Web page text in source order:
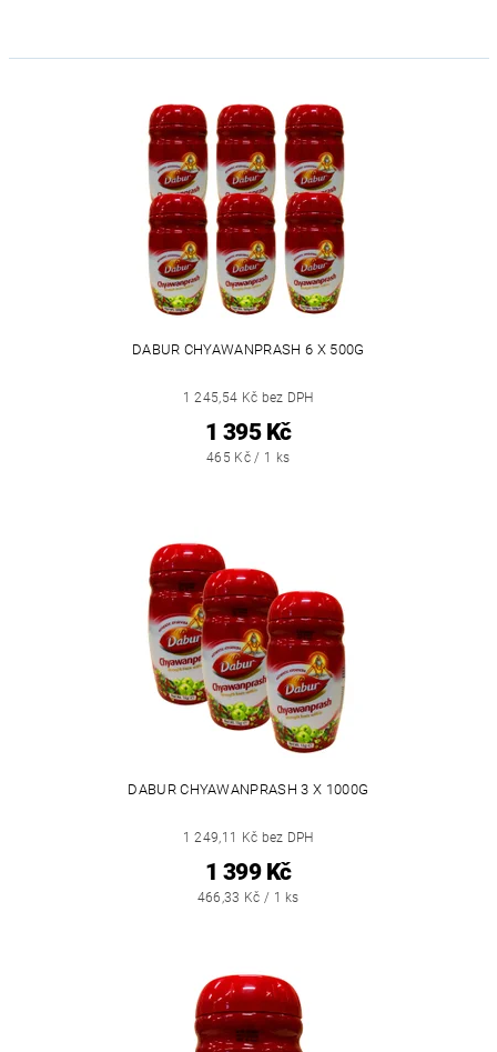
DABUR CHYAWANPRASH 6 X 500G
1 245,54 Kč bez DPH
1 395 Kč
465 Kč / 1 ks
DABUR CHYAWANPRASH 3 X 1000G
1 249,11 Kč bez DPH
1 399 Kč
466,33 Kč / 1 ks